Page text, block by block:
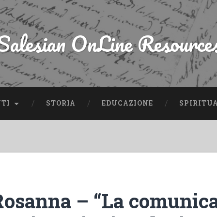
OnLine
STORIA EDUCAZIONE
– “La